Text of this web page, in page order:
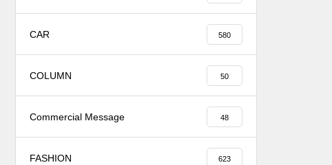
CAR 580
COLUMN 50
Commercial Message 48
FASHION 623